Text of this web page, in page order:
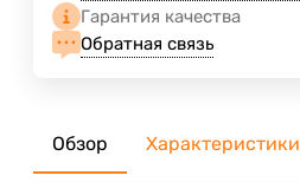
Гарантия качества
Обратная связь
Обзор Характеристики